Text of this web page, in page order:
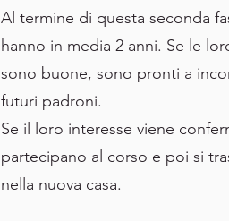
Al termine di questa seconda
hanno in media 2 anni. Se le
sono buone, sono pronti a
futuri padroni.
Se il loro interesse viene
partecipano al corso e poi si
nella nuova casa.